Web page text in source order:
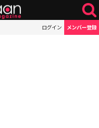
ログイン メンバー登録